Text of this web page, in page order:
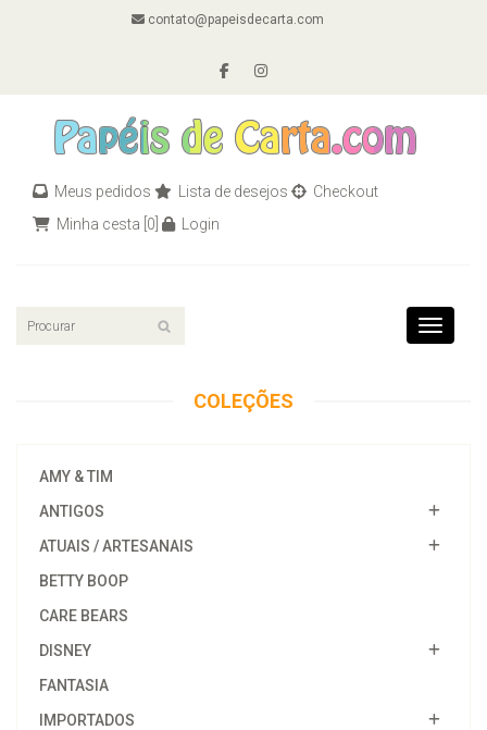
contato@papeisdecarta.com
Meus pedidos Lista de desejos
Checkout
Minha cesta [0] Login
Toggle
COLEÇÕES
AMY & TIM
ANTIGOS
ATUAIS / ARTESANAIS
BETTY BOOP
CARE BEARS
DISNEY
FANTASIA
IMPORTADOS